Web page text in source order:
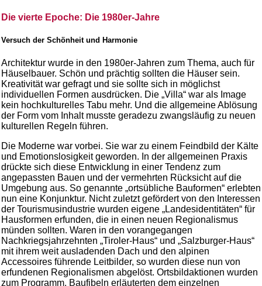
Die vierte Epoche: Die 1980er-Jahre
Versuch der Schönheit und Harmonie
Architektur wurde in den 1980er-Jahren zum Thema, auch für
Häuselbauer. Schön und prächtig sollten die Häuser sein.
Kreativität war gefragt und sie sollte sich in möglichst
individuellen Formen ausdrücken. Die „Villa“ war als Image
kein hochkulturelles Tabu mehr. Und die allgemeine Ablösung
der Form vom Inhalt musste geradezu zwangsläufig zu neuen
kulturellen Regeln führen.
Die Moderne war vorbei. Sie war zu einem Feindbild der Kälte
und Emotionslosigkeit geworden. In der allgemeinen Praxis
drückte sich diese Entwicklung in einer Tendenz zum
angepassten Bauen und der vermehrten Rücksicht auf die
Umgebung aus. So genannte „ortsübliche Bauformen“ erlebten
nun eine Konjunktur. Nicht zuletzt gefördert von den Interessen
der Tourismusindustrie wurden eigene „Landesidentitäten“ für
Hausformen erfunden, die in einen neuen Regionalismus
münden sollten. Waren in den vorangegangen
Nachkriegsjahrzehnten „Tiroler-Haus“ und „Salzburger-Haus“
mit ihrem weit ausladenden Dach und den alpinen
Accessoires führende Leitbilder, so wurden diese nun von
erfundenen Regionalismen abgelöst. Ortsbildaktionen wurden
zum Programm. Baufibeln erläuterten dem einzelnen